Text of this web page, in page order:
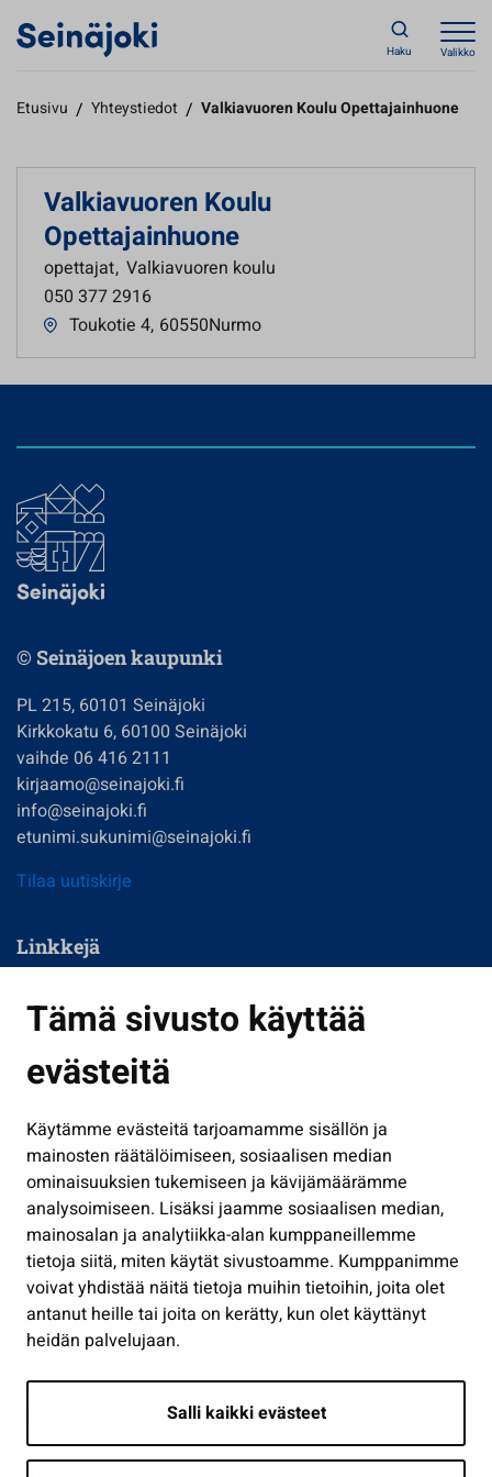
Tämä sivusto käyttää
evästeitä
Käytämme evästeitä tarjoamamme sisällön ja
mainosten räätälöimiseen, sosiaalisen median
ominaisuuksien tukemiseen ja kävijämäärämme
analysoimiseen. Lisäksi jaamme sosiaalisen median,
mainosalan ja analytiikka-alan kumppaneillemme
tietoja siitä, miten käytät sivustoamme. Kumppanimme
voivat yhdistää näitä tietoja muihin tietoihin, joita olet
antanut heille tai joita on kerätty, kun olet käyttänyt
heidän palvelujaan.
Salli kaikki evästeet
Haku Valikko
Etusivu / Yhteystiedot / Valkiavuoren Koulu Opettajainhuone
Valkiavuoren Koulu
Opettajainhuone
opettajat, Valkiavuoren koulu
050 377 2916
Toukotie 4, 60550Nurmo
© Seinäjoen kaupunki
PL 215, 60101 Seinäjoki
Kirkkokatu 6, 60100 Seinäjoki
vaihde 06 416 2111
kirjaamo@seinajoki.fi
info@seinajoki.fi
etunimi.sukunimi@seinajoki.fi
Tilaa uutiskirje
Linkkejä
Kasvatus ja opetus
Kulttuuri ja liikunta
Työ ja yrittäminen
Osallistu ja asioi
Näytä omat evästeasetukseni
Seuraa meitä